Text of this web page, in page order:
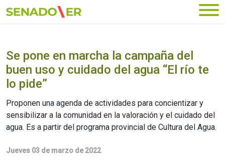
Ir al menú principal
Se pone en marcha la campaña del
buen uso y cuidado del agua “El río te
lo pide”
Proponen una agenda de actividades para concientizar y
sensibilizar a la comunidad en la valoración y el cuidado del
agua. Es a partir del programa provincial de Cultura del Agua.
Jueves 03 de marzo de 2022